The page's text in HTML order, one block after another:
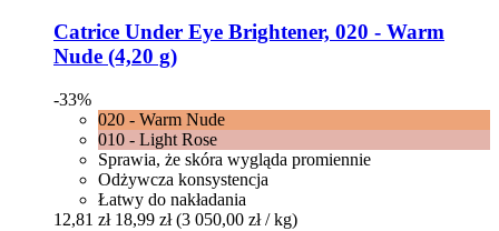
Catrice Under Eye Brightener, 020 -​ Warm
Nude (4,20 g)
-33%
020 - Warm Nude
010 - Light Rose
Sprawia, że skóra wygląda promiennie
Odżywcza konsystencja
Łatwy do nakładania
12,81 zł 18,99 zł (3 050,00 zł / kg)